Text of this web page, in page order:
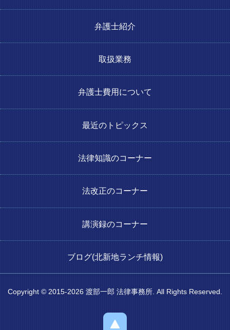
弁護士紹介
取扱業務
弁護士費用について
最近のトピックス
法律知識のコーナー
法改正のコーナー
講演録のコーナー
ブログ(北新地ランチ情報)
Copyright © 2015-2026 渡部一郎 法律事務所. All Rights Reserved.